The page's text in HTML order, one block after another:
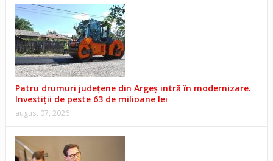
Patru drumuri județene din Argeș intră în modernizare.
Investiții de peste 63 de milioane lei
august 07, 2026